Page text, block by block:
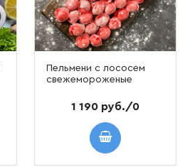
Пельмени с лососем
свежемороженые
1 190 руб./0